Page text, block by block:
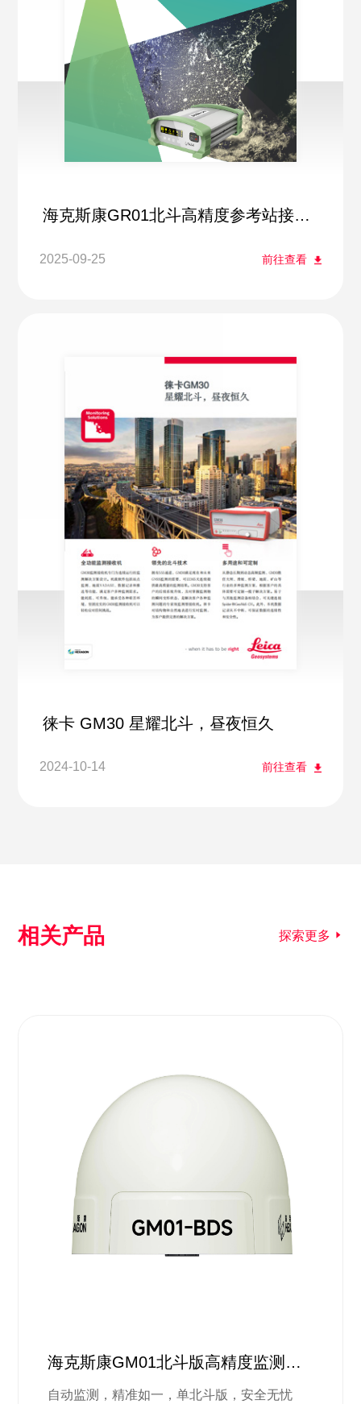
海克斯康GR01北斗高精度参考站接收
2025-09-25 前往查看
徕卡 GM30 星耀北斗，昼夜恒久
2024-10-14 前往查看
相关产品 探索更多
海克斯康GM01北斗版高精度监测方
自动监测，精准如一，单北斗版，安全无忧